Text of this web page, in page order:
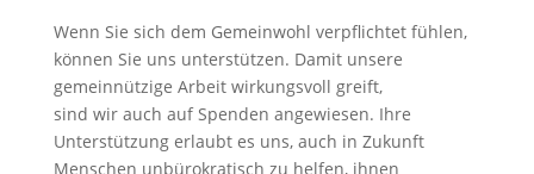
Wenn Sie sich dem Gemeinwohl verpflichtet fühlen,
können Sie uns unterstützen. Damit unsere
gemeinnützige Arbeit wirkungsvoll greift,
sind wir auch auf Spenden angewiesen. Ihre
Unterstützung erlaubt es uns, auch in Zukunft
Menschen unbürokratisch zu helfen, ihnen